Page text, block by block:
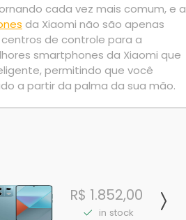
cada vez mais comum, e a
da Xiaomi não são apenas
de controle para a
smartphones da Xiaomi que
permitindo que você
a partir da palma da sua mão.
R$ 1.852,00
in stock